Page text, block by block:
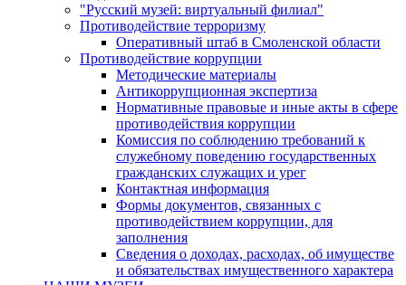
"Русский музей: виртуальный филиал"
Противодействие терроризму
Оперативный штаб в Смоленской области
Противодействие коррупции
Методические материалы
Антикоррупционная экспертиза
Нормативные правовые и иные акты в сфере
противодействия коррупции
Комиссия по соблюдению требований к
служебному поведению государственных
гражданских служащих и урег
Контактная информация
Формы документов, связанных с
противодействием коррупции, для
заполнения
Сведения о доходах, расходах, об имуществе
и обязательствах имущественного характера